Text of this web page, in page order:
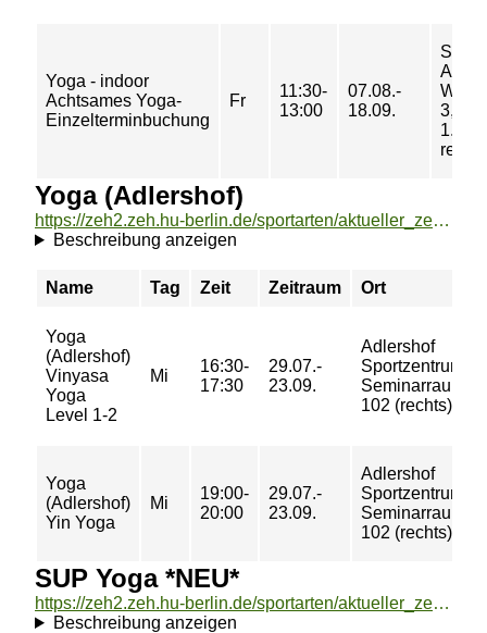
Yoga - indoor
Achtsames Yoga-
Einzelterminbuchung
Fr
11:30-
13:00
07.08.-
18.09.
Am
3,
rechts
Yoga (Adlershof)
https://zeh2.zeh.hu-berlin.de/sportarten/aktueller_zeitraum/_Yoga__Adlershof_.html
Beschreibung anzeigen
Name Tag Zeit Zeitraum Ort
Yoga
(Adlershof)
Vinyasa
Yoga
Level 1-2
Mi
16:30-
17:30
29.07.-
23.09.
Adlershof
Sportzentrum
Seminarraum
102 (rechts)
Yoga
(Adlershof)
Yin Yoga
Mi
19:00-
20:00
29.07.-
23.09.
Adlershof
Sportzentrum
Seminarraum
102 (rechts)
SUP Yoga *NEU*
https://zeh2.zeh.hu-berlin.de/sportarten/aktueller_zeitraum/_SUP_Yoga__NEU_.html
Beschreibung anzeigen